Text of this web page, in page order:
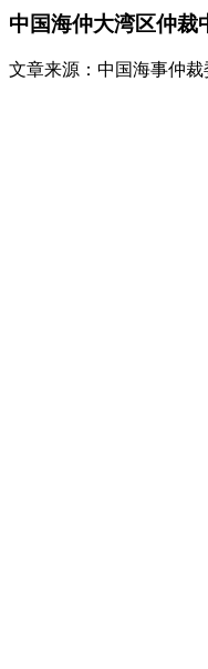
中国海仲大湾区仲
文章来源：中国海事仲裁